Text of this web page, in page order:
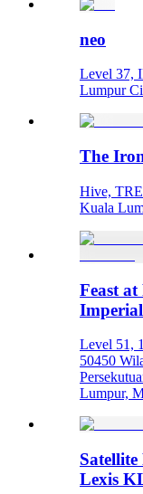
neo
Level 37,
Lumpur
The
Hive,
Kuala
Feast
Level 51,
50450
Lumpur,
Lexis